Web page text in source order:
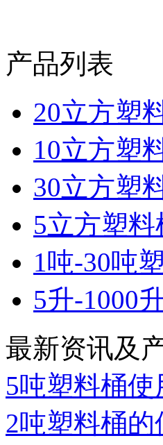
产品列表
20立方塑
10立方塑
30立方塑
5立方塑料
1吨-30吨
5升-1000
最新资讯及
5吨塑料桶使
2吨塑料桶